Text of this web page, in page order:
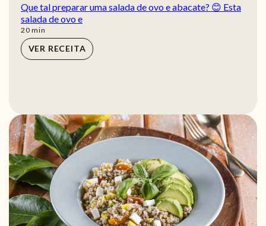
Que tal preparar uma salada de ovo e abacate? 😊 Esta
salada de ovo e
20min
min
VER RECEITA